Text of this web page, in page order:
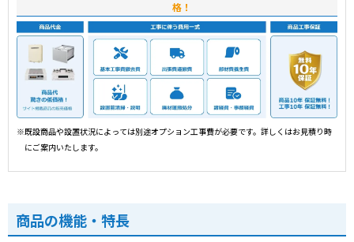
格！
※既設商品や設置状況によっては別途オプション工事費が必要です。詳しくはお見積り時
にご案内いたします。
商品の機能・特長